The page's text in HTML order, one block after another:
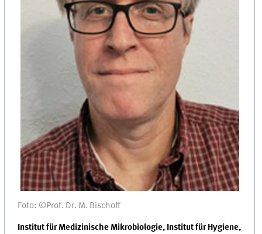
Foto: ©Prof. Dr. M. Bischoff
Institut für Medizinische Mikrobiologie, Institut für Hygiene,